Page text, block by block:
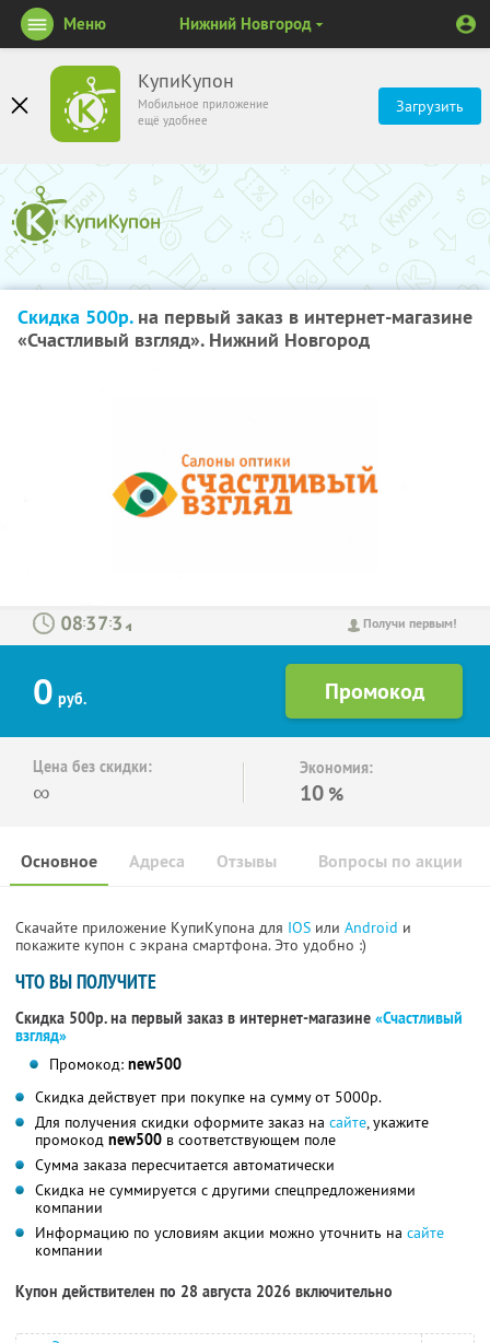
КупиКупон
Мобильное приложение
ещё удобнее
Загрузить
Меню Нижний Новгород
Скидка 500р.на первый заказ в интернет-магазине
«Счастливый взгляд». Нижний Новгород
Получи первым!
: :
0 руб.
Цена без скидки:
∞
Экономия:
10 %
Основное Отзывы Вопросы по акции
Адреса
Скачайте приложение КупиКупона для IOS или Android и
покажите купон с экрана смартфона. Это удобно :)
ЧТО ВЫ ПОЛУЧИТЕ
Скидка 500р. на первый заказ в интернет-магазине «Счастливый
взгляд»
Промокод: new500
Скидка действует при покупке на сумму от 5000р.
Для получения скидки оформите заказ на сайте, укажите
промокод new500 в соответствующем поле
Сумма заказа пересчитается автоматически
Скидка не суммируется с другими спецпредложениями
компании
Информацию по условиям акции можно уточнить на сайте
компании
Купон действителен по 28 августа 2026 включительно